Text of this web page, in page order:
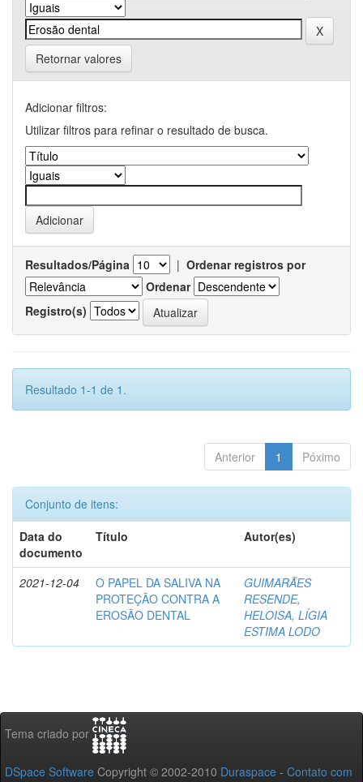
Retornar valores
Adicionar filtros:
Utilizar filtros para refinar o resultado de busca.
Resultados/Página | Ordenar registros por
Ordenar
Registro(s)
Resultado 1-1 de 1.
Anterior 1 Póximo
Conjunto de itens:
Data do
documento
Título Autor(es)
2021-12-04
O PAPEL DA SALIVA NA
PROTEÇÃO CONTRA A
EROSÃO DENTAL
GUIMARÃES
RESENDE,
HELOISA, LÍGIA
ESTIMA LODO
Tema criado por
DSpace Software Copyright © 2002-2010 Duraspace - Contato com